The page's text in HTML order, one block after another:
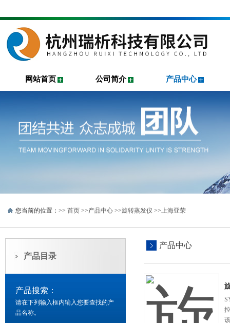
网站首页 公司简介 产品中心
您当前的位置：>> 首页 >>产品中心 >>旋转蒸发仪 >>上海亚荣
产品目录
产品搜索：
请在下列输入框内输入您要查找的产
品名称。
产品中心